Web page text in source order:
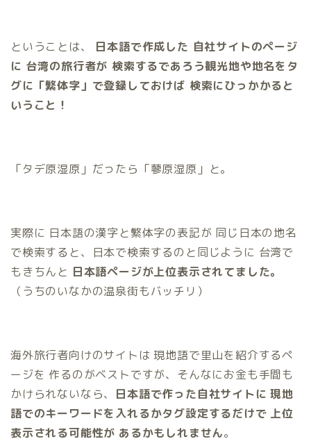
ということは、 日本語で作成した 自社サイトのページ
に 台湾の旅行者が 検索するであろう観光地や地名をタ
グに「繁体字」で登録しておけば 検索にひっかかると
いうこと！
「タデ原湿原」だったら「蓼原湿原」と。
実際に 日本語の漢字と繁体字の表記が 同じ日本の地名
で検索すると、日本で検索するのと同じように 台湾で
もきちんと 日本語ページが上位表示されてました。
（うちのいなかの温泉街もバッチリ）
海外旅行者向けのサイトは 現地語で里山を紹介するペ
ージを 作るのがベストですが、そんなにお金も手間も
かけられないなら、 日本語で作った自社サイトに 現地
語でのキーワードを入れるかタグ設定するだけで 上位
表示される可能性が あるかもしれません。